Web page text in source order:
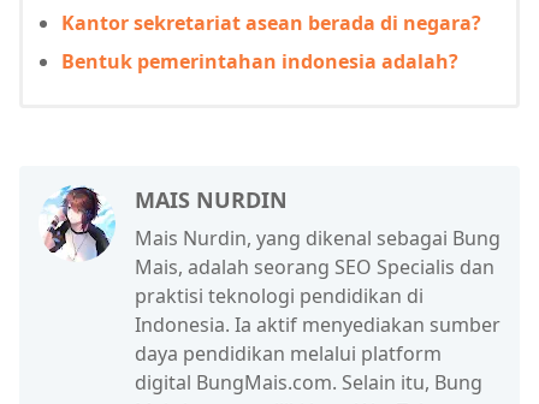
Kantor sekretariat asean berada di negara?
Bentuk pemerintahan indonesia adalah?
MAIS NURDIN
Mais Nurdin, yang dikenal sebagai Bung
Mais, adalah seorang SEO Specialis dan
praktisi teknologi pendidikan di
Indonesia. Ia aktif menyediakan sumber
daya pendidikan melalui platform
digital BungMais.com. Selain itu, Bung